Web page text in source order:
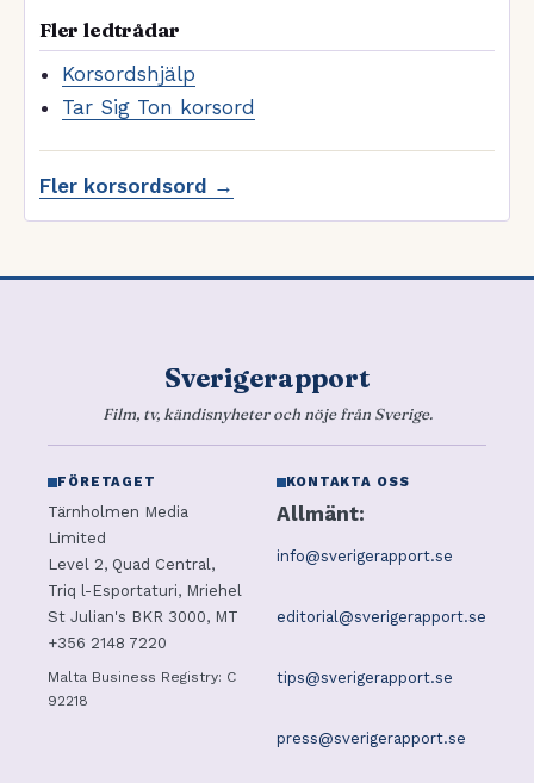
Fler ledtrådar
Korsordshjälp
Tar Sig Ton korsord
Fler korsordsord →
Sverigerapport
Film, tv, kändisnyheter och nöje från Sverige.
FÖRETAGET
Tärnholmen Media
Limited
Level 2, Quad Central,
Triq l-Esportaturi, Mriehel
St Julian's BKR 3000, MT
+356 2148 7220
Malta Business Registry: C
92218
KONTAKTA OSS
Allmänt:
info@sverigerapport.se
editorial@sverigerapport.se
tips@sverigerapport.se
press@sverigerapport.se